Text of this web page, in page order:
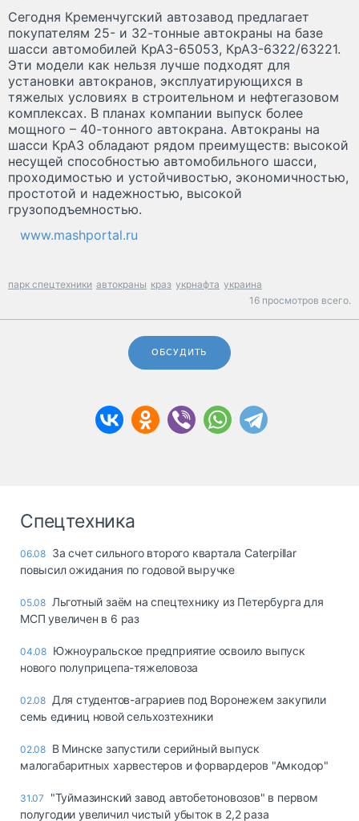
Сегодня Кременчугский автозавод предлагает
покупателям 25- и 32-тонные автокраны на базе
шасси автомобилей КрАЗ-65053, КрАЗ-6322/63221.
Эти модели как нельзя лучше подходят для
установки автокранов, эксплуатирующихся в
тяжелых условиях в строительном и нефтегазовом
комплексах. В планах компании выпуск более
мощного – 40-тонного автокрана. Автокраны на
шасси КрАЗ обладают рядом преимуществ: высокой
несущей способностью автомобильного шасси,
проходимостью и устойчивостью, экономичностью,
простотой и надежностью, высокой
грузоподъемностью.
www.mashportal.ru
парк спецтехники автокраны краз укрнафта украина
16 просмотров всего.
ОБСУДИТЬ
Спецтехника
06.08 За счет сильного второго квартала Caterpillar
повысил ожидания по годовой выручке
05.08 Льготный заём на спецтехнику из Петербурга для
МСП увеличен в 6 раз
04.08 Южноуральское предприятие освоило выпуск
нового полуприцепа-тяжеловоза
02.08 Для студентов-аграриев под Воронежем закупили
семь единиц новой сельхозтехники
02.08 В Минске запустили серийный выпуск
малогабаритных харвестеров и форвардеров "Амкодор"
31.07
"Туймазинский завод автобетоновозов" в первом
полугодии увеличил чистый убыток в 2,2 раза